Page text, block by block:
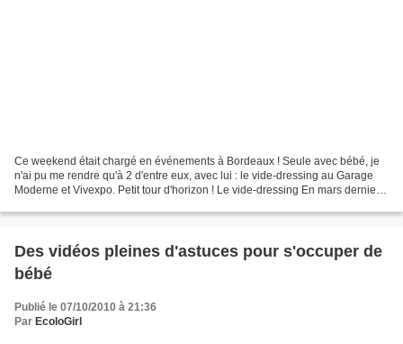
Ce weekend était chargé en événements à Bordeaux ! Seule avec bébé, je
n'ai pu me rendre qu'à 2 d'entre eux, avec lui : le vide-dressing au Garage
Moderne et Vivexpo. Petit tour d'horizon ! Le vide-dressing En mars dernier,
Des vidéos pleines d'astuces pour s'occuper de
bébé
Publié le 07/10/2010 à 21:36
Par EcoloGirl